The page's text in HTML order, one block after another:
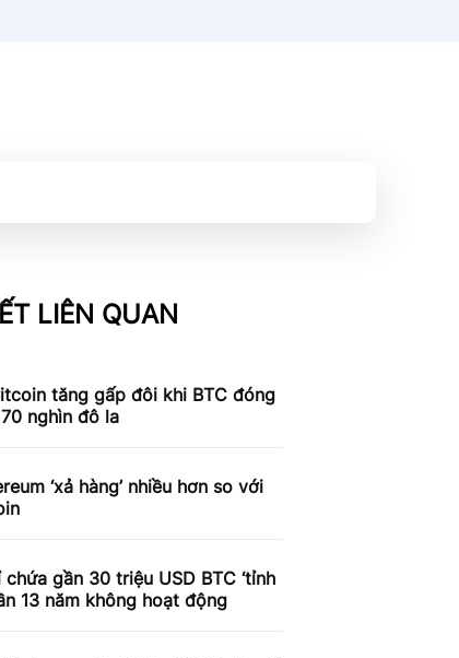
LIÊN QUAN
tăng gấp đôi khi BTC đóng
nghìn đô la
‘xả hàng’ nhiều hơn so với
gần 30 triệu USD BTC ‘tỉnh
13 năm không hoạt động